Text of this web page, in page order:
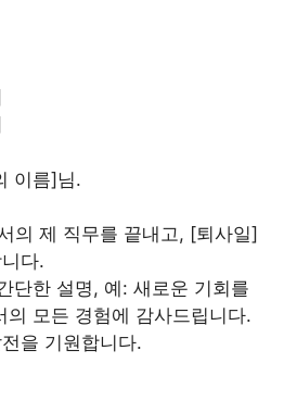
이름]님.
의 제 직무를 끝내고, [퇴사일]
다.
단한 설명, 예: 새로운 기회를
의 모든 경험에 감사드립니다.
을 기원합니다.